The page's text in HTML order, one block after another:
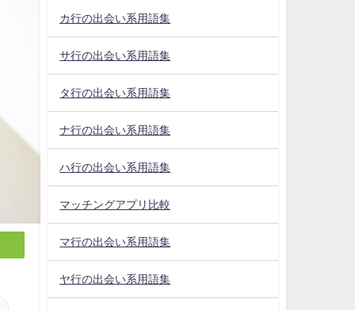
カ行の出会い系用語集
サ行の出会い系用語集
タ行の出会い系用語集
ナ行の出会い系用語集
ハ行の出会い系用語集
マッチングアプリ比較
マ行の出会い系用語集
ヤ行の出会い系用語集